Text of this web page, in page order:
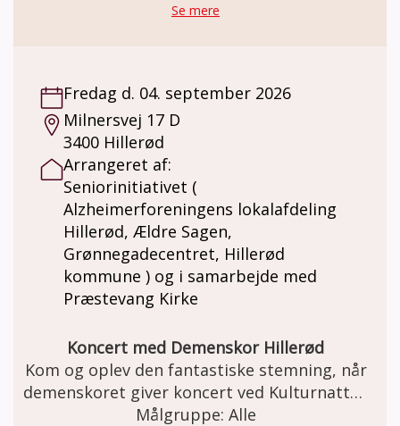
Se mere
Fredag d. 04. september 2026
Milnersvej 17 D
3400 Hillerød
Arrangeret af:
Seniorinitiativet (
Alzheimerforeningens lokalafdeling
Hillerød, Ældre Sagen,
Grønnegadecentret, Hillerød
kommune ) og i samarbejde med
Præstevang Kirke
Koncert med Demenskor Hillerød
Kom og oplev den fantastiske stemning, når
demenskoret giver koncert ved Kulturnatten
den 4. september i Hillerød.
Målgruppe: Alle